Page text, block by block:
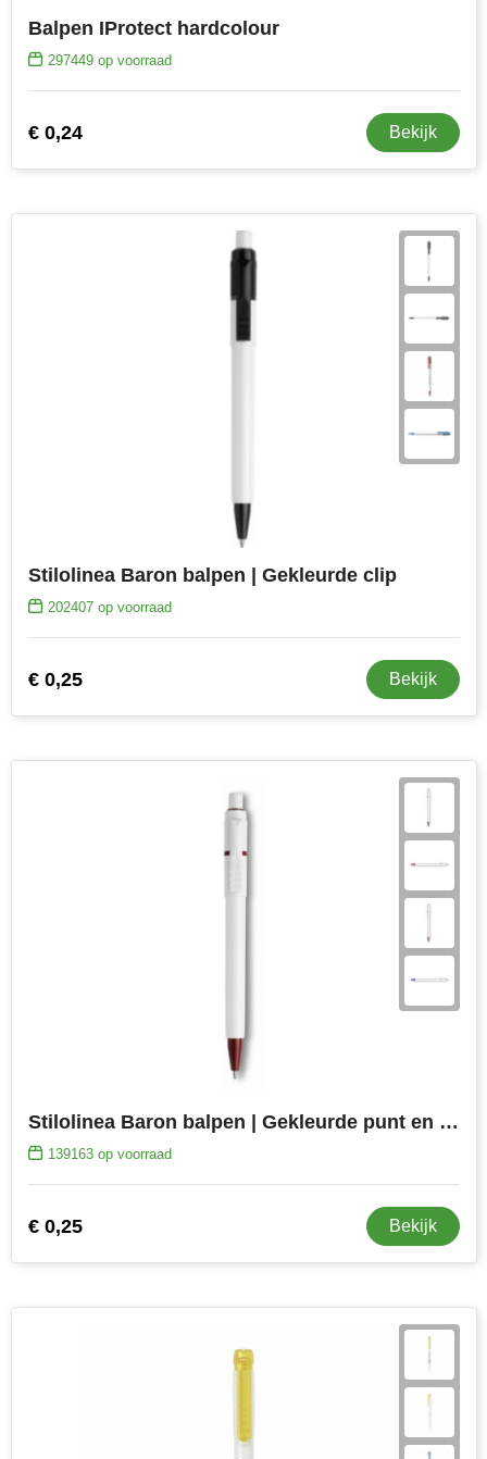
Balpen IProtect hardcolour
297449op voorraad
€ 0,24 Bekijk
Stilolinea Baron balpen | Gekleurde clip
202407op voorraad
€ 0,25 Bekijk
Stilolinea Baron balpen | Gekleurde punt en ring
139163op voorraad
€ 0,25 Bekijk